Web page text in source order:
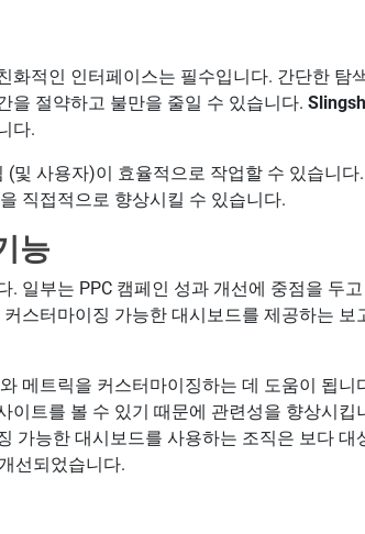
화적인 인터페이스는 필수입니다. 간단한 탐
을 절약하고 불만을 줄일 수 있습니다.
다.
(및 사용자)이 효율적으로 작업할 수 있습니
직접적으로 향상시킬 수 있습니다.
능
일부는 PPC 캠페인 성과 개선에 중점을 두고
스터마이징 가능한 대시보드를 제공하는 보
메트릭을 커스터마이징하는 데 도움이 됩니
이트를 볼 수 있기 때문에 관련성을 향상시킵
가능한 대시보드를 사용하는 조직은 보다 대
선되었습니다.